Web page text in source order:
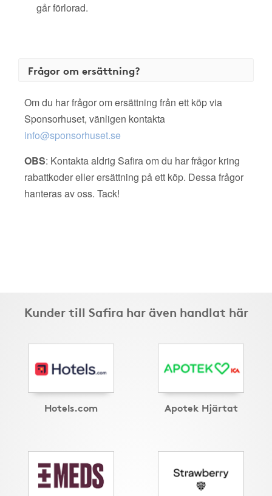
går förlorad.
Frågor om ersättning?
Om du har frågor om ersättning från ett köp via
Sponsorhuset, vänligen kontakta
info@sponsorhuset.se
OBS: Kontakta aldrig Safira om du har frågor kring
rabattkoder eller ersättning på ett köp. Dessa frågor
hanteras av oss. Tack!
Kunder till Safira har även handlat här
Hotels.com Apotek Hjärtat